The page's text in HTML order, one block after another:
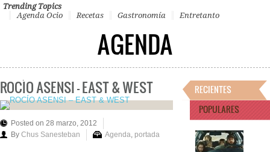
Trending Topics
Agenda Ocio
Recetas Gastronomía Entretanto
AGENDA
ROCÍO ASENSI – EAST & WEST
Posted on 28 marzo, 2012
By Chus Sanesteban Agenda portada
RECIENTES
POPULARES